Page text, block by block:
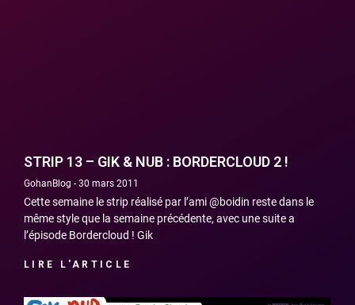
STRIP 13 – GIK & NUB : BORDERCLOUD 2 !
GohanBlog 30 mars 2011
Cette semaine le strip réalisé par l’ami @boidin reste dans le
même style que la semaine précédente, avec une suite a
l’épisode Bordercloud ! Gik
LIRE L'ARTICLE